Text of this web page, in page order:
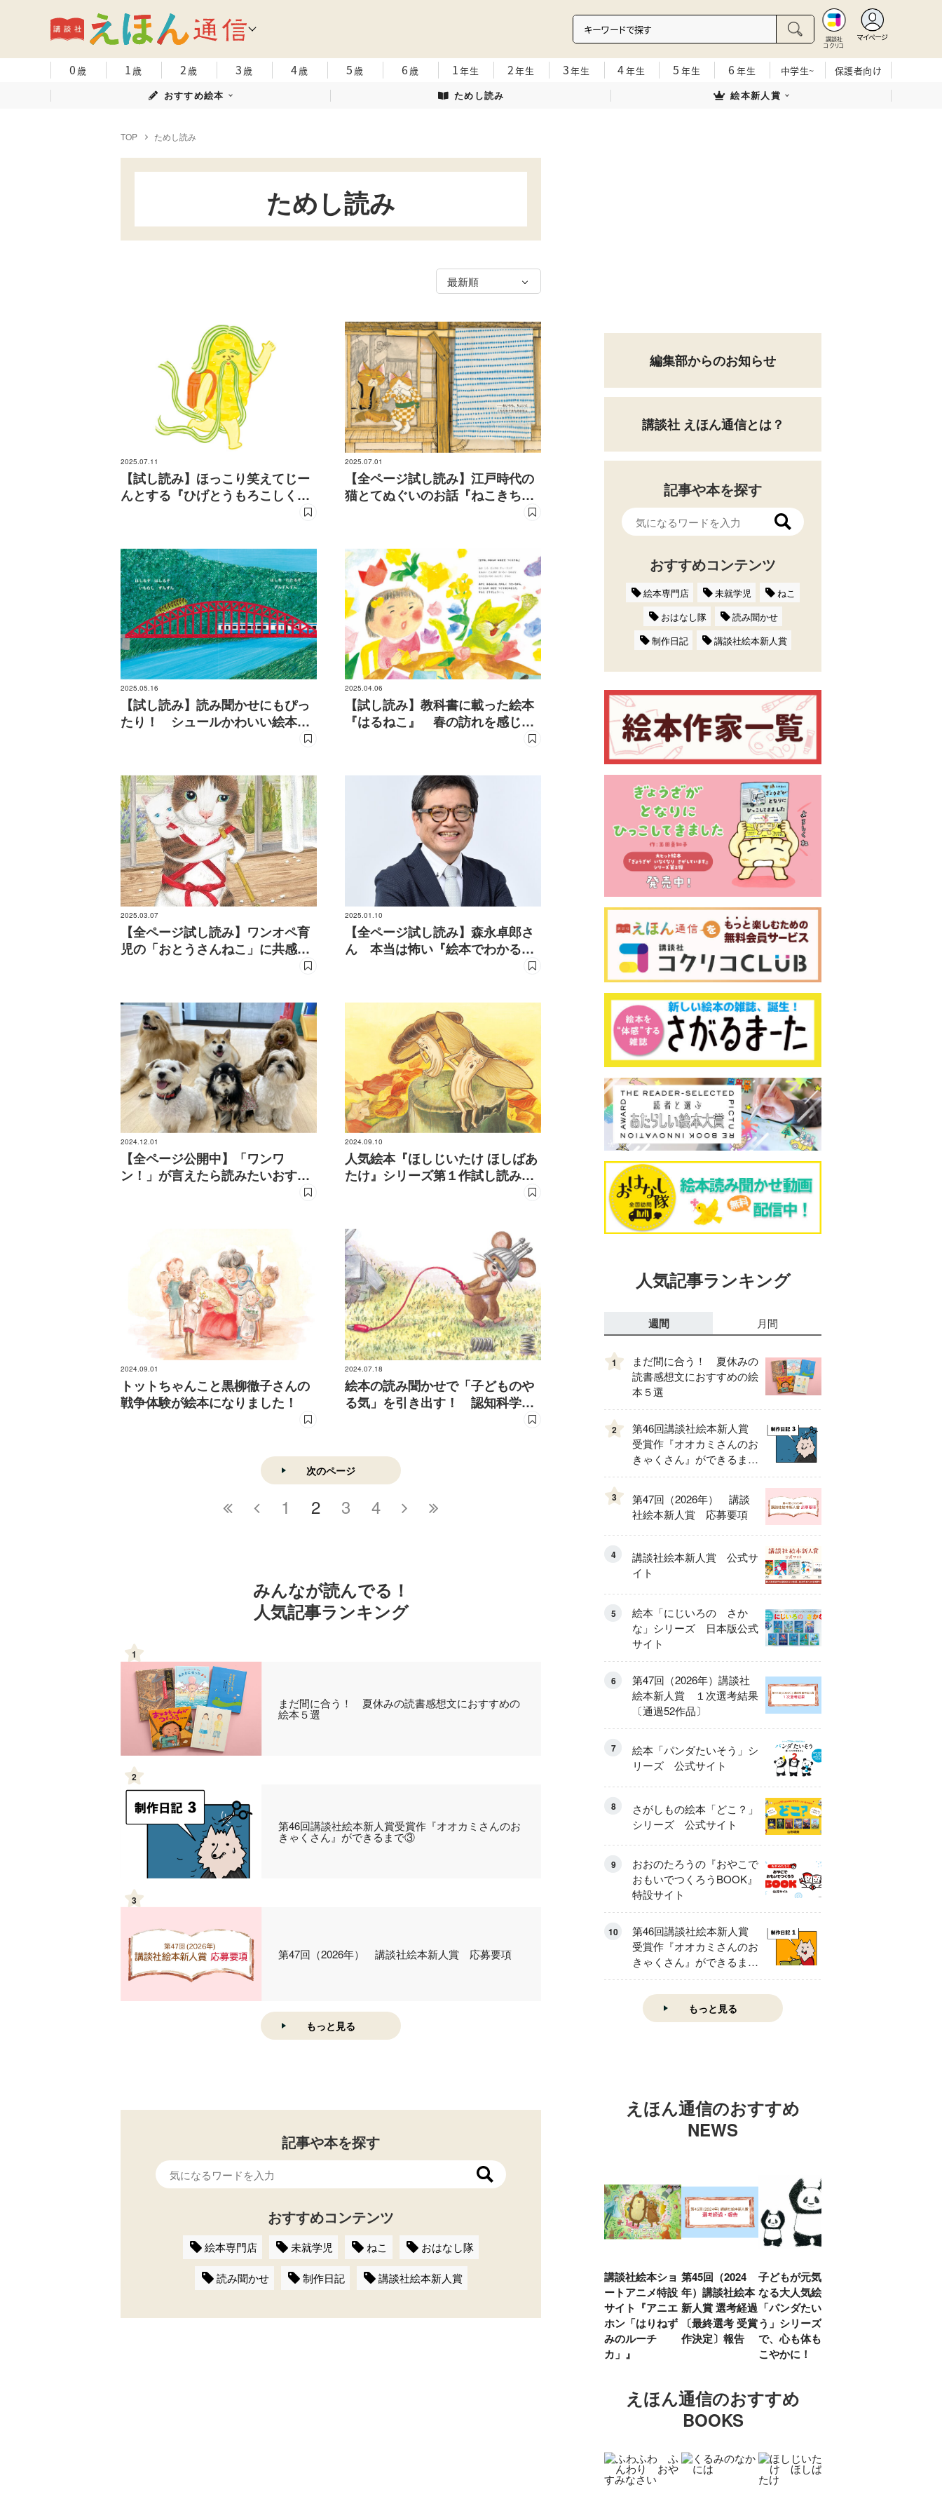
講談社
コクリコ
マイページ
0歳 1歳 2歳 3歳 4歳 5歳 6歳 1年生 2年生 3年生 4年生 5 年生 6 年生 中学生~
保護者向け
おすすめ絵本
ためし読み 絵本新人賞
TOP ためし読み
ためし読み
2025.07.11
【試し読み】ほっこり笑えてじー
んとする『ひげとうもろこしくん
2025.07.01
【全ページ試し読み】江戸時代の
猫とてぬぐいのお話『ねこきちの
2025.05.16
【試し読み】読み聞かせにもぴっ
たり！ シュールかわいい絵本
2025.04.06
【試し読み】教科書に載った絵本
『はるねこ』 春の訪れを感じよ
2025.03.07
【全ページ試し読み】ワンオペ育
児の「おとうさんねこ」に共感の
2025.01.10
【全ページ試し読み】森永卓郎さ
ん 本当は怖い『絵本でわかる経
2024.12.01
【全ページ公開中】「ワンワ
ン！」が言えたら読みたいおすす
2024.09.10
人気絵本『ほしじいたけ ほしばあ
たけ』シリーズ第１作試し読み
2024.09.01
トットちゃんこと黒柳徹子さんの
戦争体験が絵本になりました！
2024.07.18
絵本の読み聞かせで「子どものや
る気」を引き出す！ 認知科学と
次のページ
1 2 3 4
みんなが読んでる！
人気記事ランキング
1
まだ間に合う！ 夏休みの読書感想文におすすめの
絵本５選
2
第46回講談社絵本新人賞受賞作『オオカミさんのお
きゃくさん』ができるまで③
3
第47回（2026年） 講談社絵本新人賞 応募要項
もっと見る
記事や本を探す
おすすめコンテンツ
絵本専門店 未就学児 ねこ おはなし隊
読み聞かせ 制作日記 講談社絵本新人賞
編集部からのお知らせ
講談社 えほん通信とは？
記事や本を探す
おすすめコンテンツ
絵本専門店 未就学児
ねこ
おはなし隊
読み聞かせ
制作日記
講談社絵本新人賞
人気記事ランキング
週間 月間
1
まだ間に合う！ 夏休みの
読書感想文におすすめの絵
本５選
2
第46回講談社絵本新人賞
受賞作『オオカミさんのお
きゃくさん』ができるまで
③
3
第47回（2026年） 講談
社絵本新人賞 応募要項
4
講談社絵本新人賞 公式サ
イト
5
絵本「にじいろの さか
な」シリーズ 日本版公式
サイト
6
第47回（2026年）講談社
絵本新人賞 １次選考結果
〔通過52作品〕
7
絵本「パンダたいそう」シ
リーズ 公式サイト
8
さがしもの絵本「どこ？」
シリーズ 公式サイト
9
おおのたろうの『おやこで
おもいでつくろうBOOK』
特設サイト
10
第46回講談社絵本新人賞
受賞作『オオカミさんのお
きゃくさん』ができるまで
①
もっと見る
えほん通信のおすすめ
NEWS
講談社絵本ショ
ートアニメ特設
サイト『アニエ
ホン「はりねず
みのルーチ
カ」』
第45回（2024
年）講談社絵本
新人賞 選考経過
〔最終選考 受賞
作決定〕報告
子どもが元気に
なる大人気絵本
「パンダたいそ
う」シリーズ
で、心も体もす
こやかに！
えほん通信のおすすめ
BOOKS